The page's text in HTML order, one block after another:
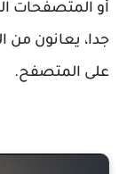
أو المتصفحات
جدا، يعانون من
على المتصفح.